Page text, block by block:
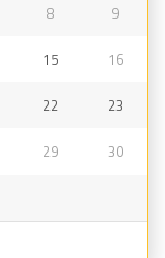
8 9
15 16
22 23
29 30